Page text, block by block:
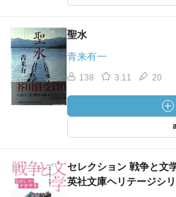
聖水
青来有一
138 3.11 20
セレクション 戦争と文
英社文庫ヘリテージシ